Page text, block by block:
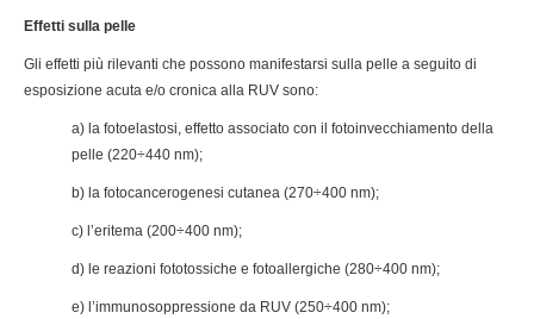
Effetti sulla pelle
Gli effetti più rilevanti che possono manifestarsi sulla pelle a seguito di
esposizione acuta e/o cronica alla RUV sono:
a) la fotoelastosi, effetto associato con il fotoinvecchiamento della
pelle (220÷440 nm);
b) la fotocancerogenesi cutanea (270÷400 nm);
c) l’eritema (200÷400 nm);
d) le reazioni fototossiche e fotoallergiche (280÷400 nm);
e) l’immunosoppressione da RUV (250÷400 nm);